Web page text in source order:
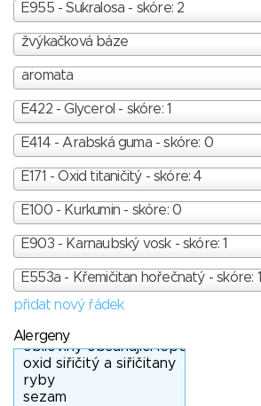
E955 - Sukralosa - skóre: 2
žvýkačková báze
aromata
E422 - Glycerol - skóre: 1
E414 - Arabská guma - skóre: 0
E171 - Oxid titaničitý - skóre: 4
E100 - Kurkumin - skóre: 0
E903 - Karnaubský vosk - skóre: 1
E553a - Křemičitan hořečnatý - skóre: 1
přidat nový řádek
Alergeny